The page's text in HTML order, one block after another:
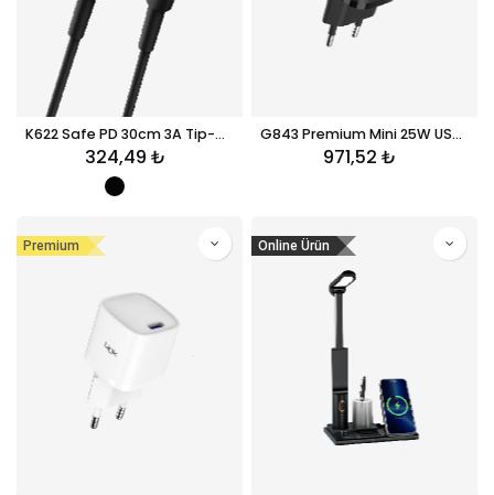
K622 Safe PD 30cm 3A Tip-C Tip-C Powerbank Şarj Kablosu
324,49 ₺
G843 Premium Mini 25W USB-C Süper SI GaN Şarj Adaptörü
971,52 ₺
Premium Online Ürün